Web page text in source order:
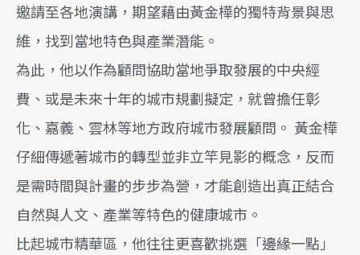
邀請至各地演講，期望藉由黃金樺的獨特背景與思
維，找到當地特色與產業潛能。
為此，他以作為顧問協助當地爭取發展的中央經
費、或是未來十年的城市規劃擬定，就曾擔任彰
化、嘉義、雲林等地方政府城市發展顧問。 黃金樺
仔細傳遞著城市的轉型並非立竿見影的概念，反而
是需時間與計畫的步步為營，才能創造出真正結合
自然與人文、產業等特色的健康城市。
比起城市精華區，他往往更喜歡挑選「邊緣一點」